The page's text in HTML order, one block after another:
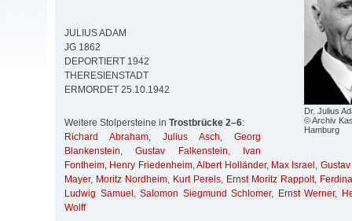
Dr. Julius
© Archiv
Hamburg
JULIUS ADAM
JG 1862
DEPORTIERT 1942
THERESIENSTADT
ERMORDET 25.10.1942
Weitere Stolpersteine in Trostbrücke 2–6:
Richard Abraham, Julius Asch, Georg
Blankenstein,Gustav Falkenstein,
Ivan
Fontheim, Henry Friedenheim,Albert Holländer, Max Israel ,
Mayer, Moritz Nordheim, Kurt Perels, Ernst Moritz Rappolt,
Ludwig Samuel ,Salomon Siegmund Schlomer, Ernst Werner,
Wolff